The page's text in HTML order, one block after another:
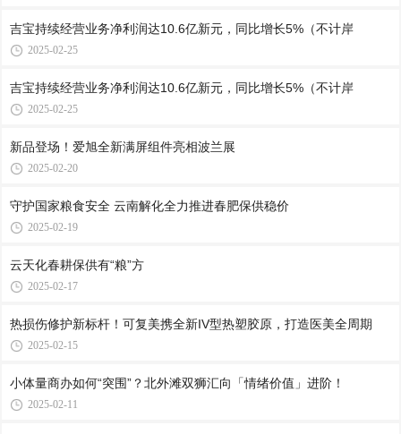
吉宝持续经营业务净利润达10.6亿新元，同比增长5%（不计岸
2025-02-25
吉宝持续经营业务净利润达10.6亿新元，同比增长5%（不计岸
2025-02-25
新品登场！爱旭全新满屏组件亮相波兰展
2025-02-20
守护国家粮食安全 云南解化全力推进春肥保供稳价
2025-02-19
云天化春耕保供有“粮”方
2025-02-17
热损伤修护新标杆！可复美携全新IV型热塑胶原，打造医美全周期
2025-02-15
小体量商办如何“突围”？北外滩双狮汇向「情绪价值」进阶！
2025-02-11